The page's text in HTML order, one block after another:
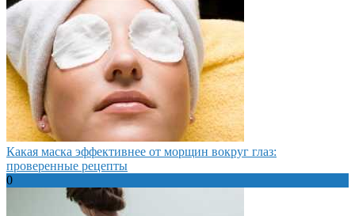
Какая маска эффективнее от морщин вокруг глаз:
проверенные рецепты
0